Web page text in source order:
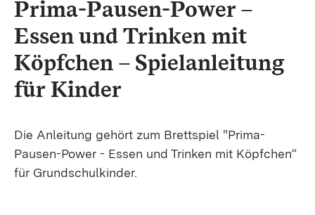
Prima-Pausen-Power –
Essen und Trinken mit
Köpfchen – Spielanleitung
für Kinder
Die Anleitung gehört zum Brettspiel "Prima-
Pausen-Power - Essen und Trinken mit Köpfchen“
für Grundschulkinder.